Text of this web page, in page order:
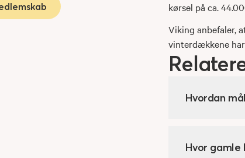
kørsel på ca.
Viking anbefaler,
vinterdækkene
Hvordan
Hvor